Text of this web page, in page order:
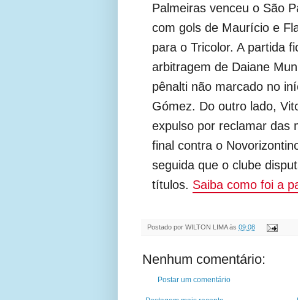
Palmeiras venceu o São
com gols de Maurício e
para o Tricolor. A partida
arbitragem de Daiane
pênalti não marcado no
Gómez. Do outro lado,
expulso por reclamar das
final contra o
seguida que o clube
títulos. Saiba como foi a
Postado por WILTON LIMA às 09:08
Nenhum comentário:
Postar um comentário